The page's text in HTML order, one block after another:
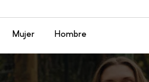
Menú
Mujer Hombre